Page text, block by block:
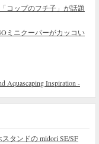
コップのフチ子」が話題
ミニクーパーがカッコい
Aquascaping Inspiration -
タンドの midori SE/SF